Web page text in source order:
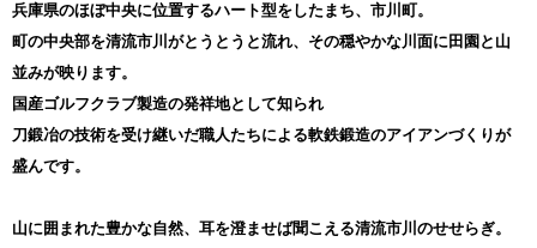
兵庫県のほぼ中央に位置するハート型をしたまち、市川町。
町の中央部を清流市川がとうとうと流れ、その穏やかな川面に田園と山
並みが映ります。
国産ゴルフクラブ製造の発祥地として知られ
刀鍛冶の技術を受け継いだ職人たちによる軟鉄鍛造のアイアンづくりが
盛んです。
山に囲まれた豊かな自然、耳を澄ませば聞こえる清流市川のせせらぎ。